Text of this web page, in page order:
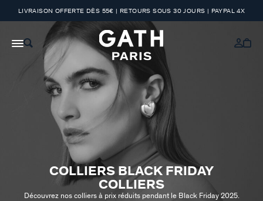
LIVRAISON OFFERTE DÈS 55€ | RETOURS SOUS 30 JOURS | PAYPAL 4X
COLLIERS BLACK FRIDAY
COLLIERS
Découvrez nos colliers à prix réduits pendant le Black Friday 2025.